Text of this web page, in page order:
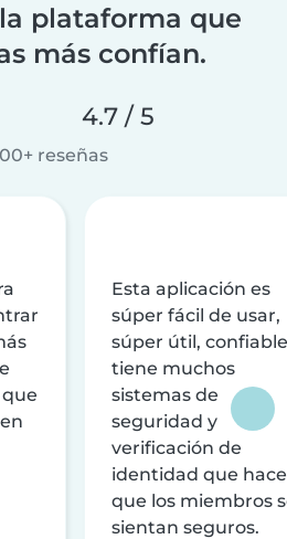
plataforma que
más confían.
4.7 / 5
reseñas
Esta aplicación es
súper fácil de usar,
súper útil,
tiene muchos
sistemas de
seguridad y
verificación de
identidad que
que los miembros
sientan seguros.